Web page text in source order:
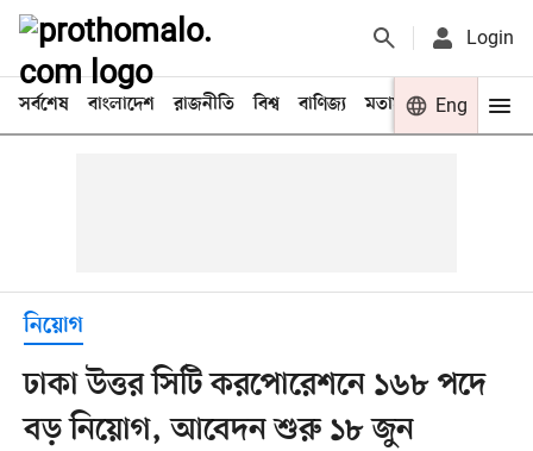
Login
সর্বশেষ বাংলাদেশ রাজনীতি বিশ্ব বাণিজ্য মতামত খেলা
Eng
নিয়োগ
ঢাকা উত্তর সিটি করপোরেশনে ১৬৮ পদে
বড় নিয়োগ, আবেদন শুরু ১৮ জুন